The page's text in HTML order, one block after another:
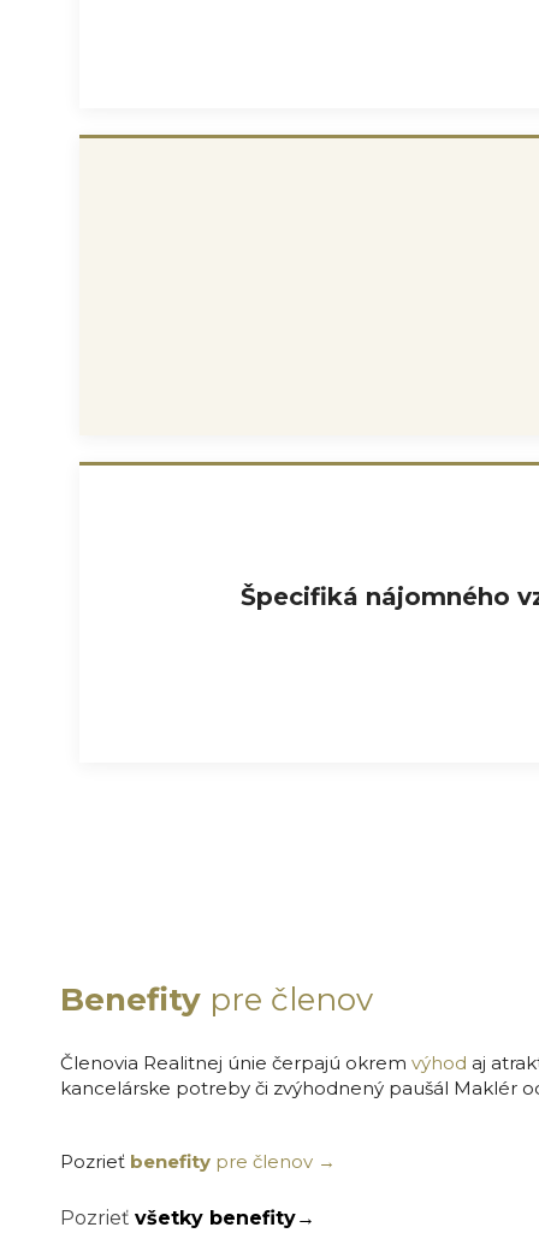
Špecifiká nájomného
Benefity pre členov
Členovia Realitnej únie čerpajú okrem výhod aj
kancelárske potreby či zvýhodnený paušál Maklér
Pozrieť benefity pre členov →
Pozrieť všetky benefity→